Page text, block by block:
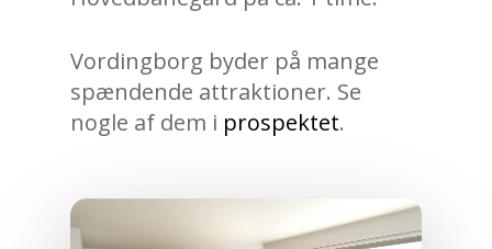
Vordingborg byder på mange
spændende attraktioner. Se
nogle af dem i prospektet.